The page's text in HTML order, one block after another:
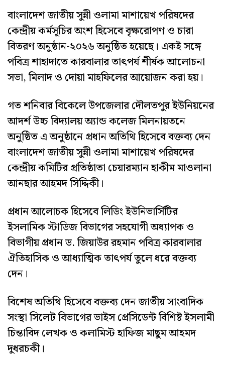
বাংলাদেশ জাতীয় সুন্নী ওলামা মাশায়েখ পরিষদের
কেন্দ্রীয় কর্মসূচির অংশ হিসেবে বৃক্ষরোপণ ও চারা
বিতরণ অনুষ্ঠান-২০২৬ অনুষ্ঠিত হয়েছে। একই সঙ্গে
পবিত্র শাহাদাতে কারবালার তাৎপর্য শীর্ষক আলোচনা
সভা, মিলাদ ও দোয়া মাহফিলের আয়োজন করা হয়।
গত শনিবার বিকেলে উপজেলার দৌলতপুর ইউনিয়নের
আদর্শ উচ্চ বিদ্যালয় অ্যান্ড কলেজ মিলনায়তনে
অনুষ্ঠিত এ অনুষ্ঠানে প্রধান অতিথি হিসেবে বক্তব্য দেন
বাংলাদেশ জাতীয় সুন্নী ওলামা মাশায়েখ পরিষদের
কেন্দ্রীয় কমিটির প্রতিষ্ঠাতা চেয়ারম্যান হাকীম মাওলানা
আনছার আহমদ সিদ্দিকী।
প্রধান আলোচক হিসেবে লিডিং ইউনিভার্সিটির
ইসলামিক স্টাডিজ বিভাগের সহযোগী অধ্যাপক ও
বিভাগীয় প্রধান ড. জিয়াউর রহমান পবিত্র কারবালার
ঐতিহাসিক ও আধ্যাত্মিক তাৎপর্য তুলে ধরে বক্তব্য
দেন।
বিশেষ অতিথি হিসেবে বক্তব্য দেন জাতীয় সাংবাদিক
সংস্থা সিলেট বিভাগের ভাইস প্রেসিডেন্ট বিশিষ্ট ইসলামী
চিন্তাবিদ লেখক ও কলামিস্ট হাফিজ মাছুম আহমদ
দুধরচকী।